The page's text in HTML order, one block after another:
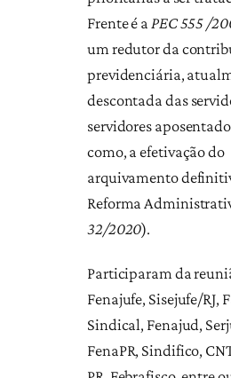
Frente é a PEC 555 /
um redutor da
previdenciária,
descontada das
servidores
como, a efetivação do
arquivamento
Reforma
32/2020).
Participaram da
Fenajufe, Sisejufe/RJ,
Sindical, Fenajud,
FenaPR, Sindifico,